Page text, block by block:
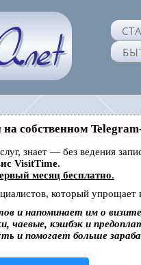
собственном
знает — без ведения
VisitTime.
месяц бесплатно.
который упрощает
и напоминает им о
чаевые, кэшбэк и
и помогает больше